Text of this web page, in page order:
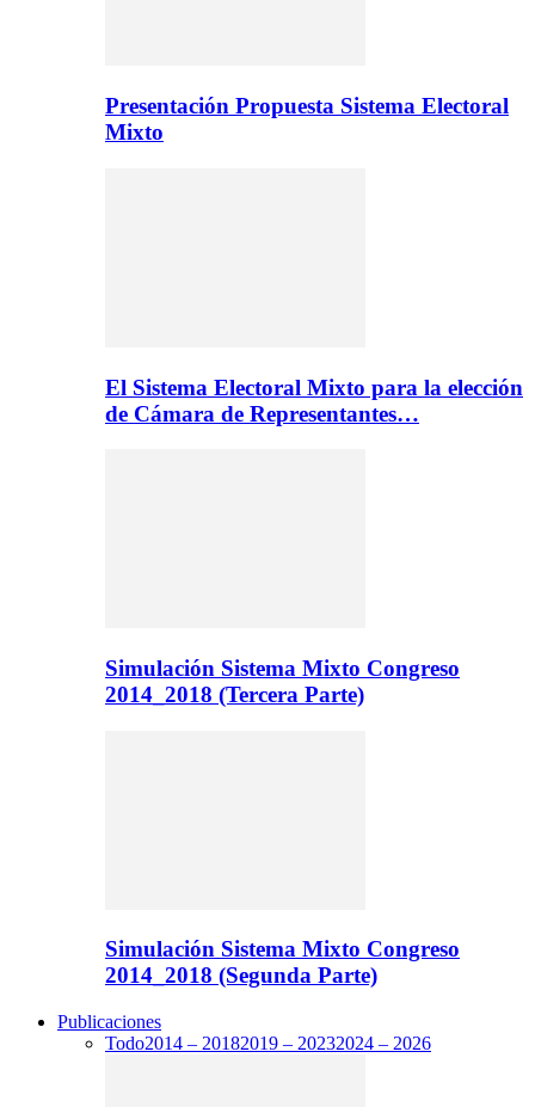
Presentación Propuesta Sistema Electoral
Mixto
El Sistema Electoral Mixto para la elección
de Cámara de Representantes…
Simulación Sistema Mixto Congreso
2014_2018 (Tercera Parte)
Simulación Sistema Mixto Congreso
2014_2018 (Segunda Parte)
Publicaciones
Todo2014 – 20182019 – 20232024 – 2026